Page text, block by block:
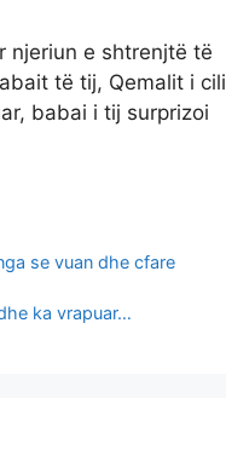
njeriun e shtrenjtë të
të tij, Qemalit i cili
babai i tij surprizoi
se vuan dhe cfare
ka vrapuar…